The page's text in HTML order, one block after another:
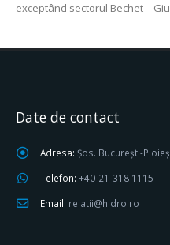
exceptând sectorul Bechet –
Date de contact
Adresa: Șos. București-
Telefon: +40-21-318 1115
Email: relatii@hidro.ro